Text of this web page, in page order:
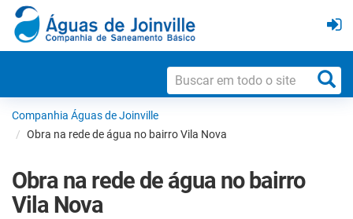
Companhia Águas de Joinville
Obra na rede de água no bairro Vila Nova
Obra na rede de água no bairro
Vila Nova